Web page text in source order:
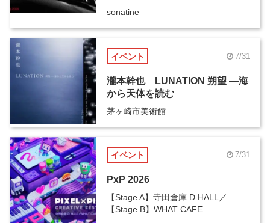
sonatine
イベント 7/31
瀧本幹也 LUNATION 朔望 ―海
から天体を読む
茅ヶ崎市美術館
イベント 7/31
PxP 2026
【Stage A】寺田倉庫 D HALL／
【Stage B】WHAT CAFE